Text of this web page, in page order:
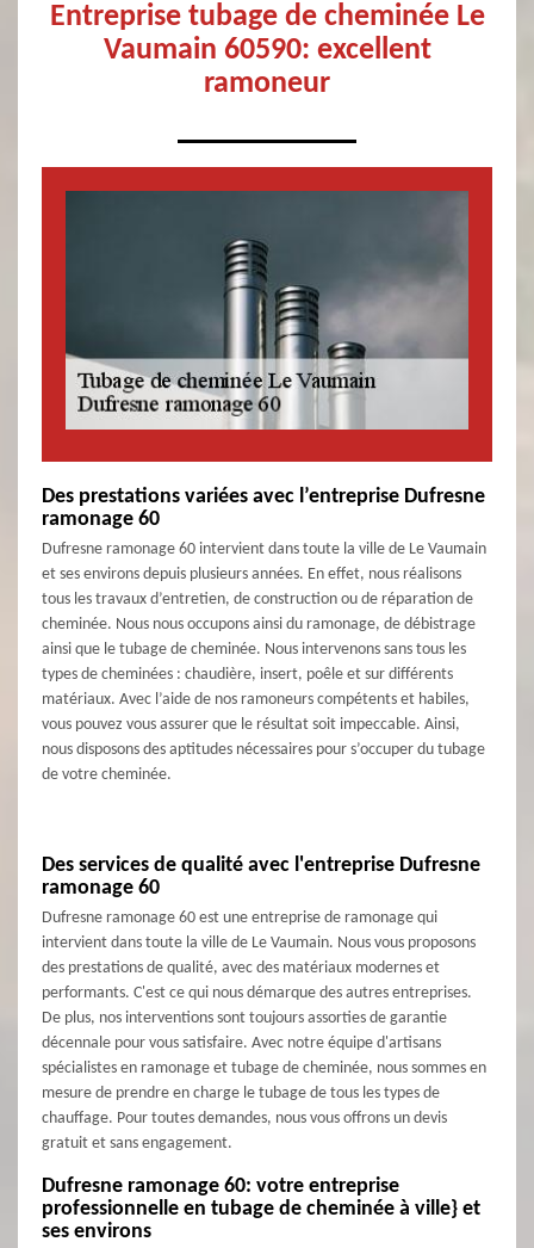
Entreprise tubage de cheminée Le
Vaumain 60590: excellent
ramoneur
Des prestations variées avec l’entreprise Dufresne
ramonage 60
Dufresne ramonage 60 intervient dans toute la ville de Le Vaumain
et ses environs depuis plusieurs années. En effet, nous réalisons
tous les travaux d’entretien, de construction ou de réparation de
cheminée. Nous nous occupons ainsi du ramonage, de débistrage
ainsi que le tubage de cheminée. Nous intervenons sans tous les
types de cheminées : chaudière, insert, poêle et sur différents
matériaux. Avec l’aide de nos ramoneurs compétents et habiles,
vous pouvez vous assurer que le résultat soit impeccable. Ainsi,
nous disposons des aptitudes nécessaires pour s’occuper du tubage
de votre cheminée.
Des services de qualité avec l'entreprise Dufresne
ramonage 60
Dufresne ramonage 60 est une entreprise de ramonage qui
intervient dans toute la ville de Le Vaumain. Nous vous proposons
des prestations de qualité, avec des matériaux modernes et
performants. C'est ce qui nous démarque des autres entreprises.
De plus, nos interventions sont toujours assorties de garantie
décennale pour vous satisfaire. Avec notre équipe d'artisans
spécialistes en ramonage et tubage de cheminée, nous sommes en
mesure de prendre en charge le tubage de tous les types de
chauffage. Pour toutes demandes, nous vous offrons un devis
gratuit et sans engagement.
Dufresne ramonage 60: votre entreprise
professionnelle en tubage de cheminée à ville} et
ses environs